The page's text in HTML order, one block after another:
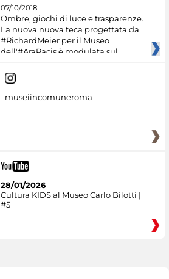
07/10/2018
Ombre, giochi di luce e trasparenze.
La nuova nuova teca progettata da
#RichardMeier per il Museo
dell'#AraPacis è modulata sul
museiincomuneroma
28/01/2026
Cultura KIDS al Museo Carlo Bilotti |
#5